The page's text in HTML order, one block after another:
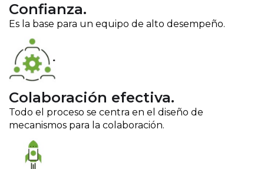
Confianza.
Es la base para un equipo de alto desempeño.
Colaboración efectiva.
Todo el proceso se centra en el diseño de
mecanismos para la colaboración.